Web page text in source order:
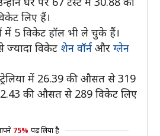
लिए हैं।
में 5 विकेट हॉल भी ले चुके हैं।
ज्यादा विकेट शेन वॉर्न और ग्लेन
में 26.39 की औसत से 319
की औसत से 289 विकेट लिए
75% पढ़ लिया है